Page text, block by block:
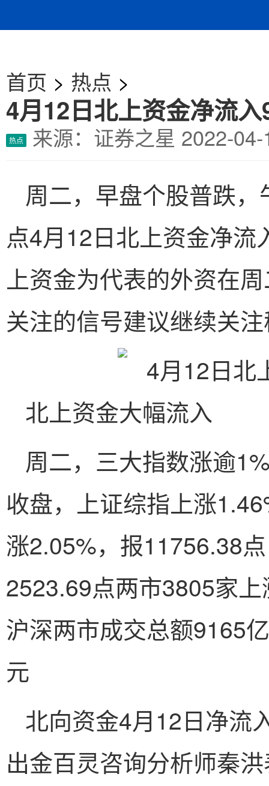
首页 > 热点 >
4月12日北上资金净流
热点 来源：证券之星 2022-
周二，早盘个股普跌
点4月12日北上资金净
上资金为代表的外资在
关注的信号建议继续关
北上资金大幅流入
周二，三大指数涨逾
收盘，上证综指上涨
涨2.05%，报11756.38
2523.69点两市3805家
沪深两市成交总额9165
元
北向资金4月12日净流
出金百灵咨询分析师秦